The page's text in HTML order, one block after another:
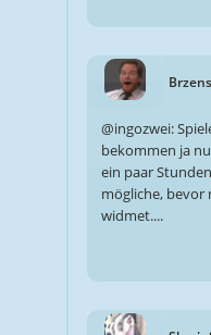
@ingozwei:
bekommen ja
ein paar
mögliche, bevor
widmet....